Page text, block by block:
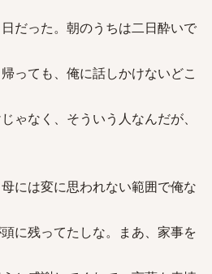
だった。朝のうちは二日酔いで
っても、俺に話しかけないどこ
ゃなく、そういう人なんだが、
には変に思われない範囲で俺な
に残ってたしな。まあ、家事を